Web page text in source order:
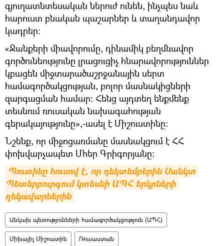
գյուղատնտեսական ներուժ ունեն, ինչպես նաև
հարուստ բնական պաշարներ և տաղանդավոր
կադրեր:
«Ջանքերի միավորումը, դինամիկ բեղմնավոր
գործունեությունը լրացուցիչ հնարավորություններ
կբացեն միջտարածաշրջանային սերտ
համագործակցության, բոլոր մասնակիցների
զարգացման համար։ Հենց այդտեղ ենքմենք
տեսնում ռուսական նախագահության
գերակայությունը»,-ասել է Միշուստինը։
Նշենք, որ միջոցառմանը մասնակցում է ՀՀ
փոխվարչապետ Մհեր Գրիգորյանը:
Պուտինը հուսով է, որ դեկտեմբերին Սանկտ
Պետերբուրգում կտեսնի ԱՊՀ երկրների
ղեկավարներին
Անկախ պետությունների համագործակցություն (ԱՊՀ)
Միխայիլ Միշուստին Ռուսաստան